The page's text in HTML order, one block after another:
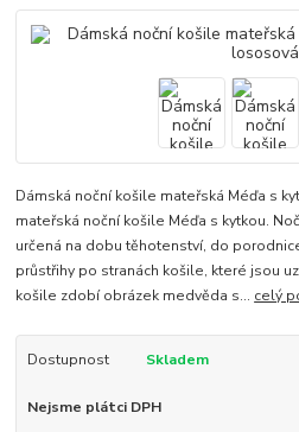
Dámská noční košile mateřská Méďa s
mateřská noční košile Méďa s kytkou.
určená na dobu těhotenství, do
průstřihy po stranách košile, které jsou
košile zdobí obrázek medvěda s... celý
Dostupnost Skladem
Nejsme plátci DPH